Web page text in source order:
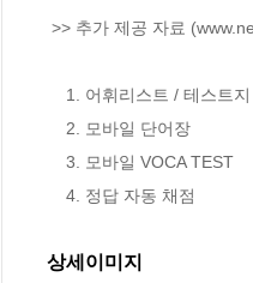
    4. 정답 자동 채점
상세이미지